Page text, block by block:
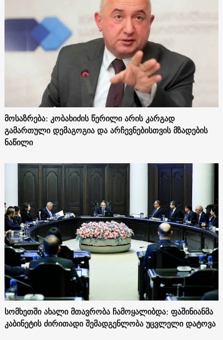
მოსაზრება: კობახიძის წერილი არის კარგად
გამართული დემაგოგია და არჩევნებისთვის მზადების
ნაწილი
სომხეთში ახალი მთავრობა ჩამოყალიბდა: ფაშინიანმა
კაბინეტის ძირითადი შემადგენლობა უცვლელი დატოვა